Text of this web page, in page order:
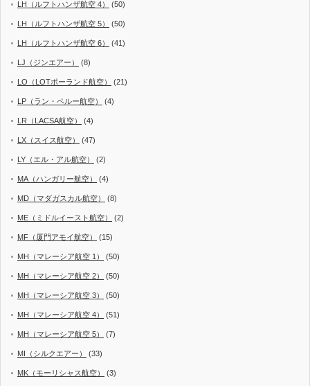
LH（ルフトハンザ航空 4） (50)
LH（ルフトハンザ航空 5） (50)
LH（ルフトハンザ航空 6） (41)
LJ（ジンエアー） (8)
LO（LOTポーランド航空） (21)
LP（ラン・ペルー航空） (4)
LR（LACSA航空） (4)
LX（スイス航空） (47)
LY（エル・アル航空） (2)
MA（ハンガリー航空） (4)
MD（マダガスカル航空） (8)
ME（ミドルイースト航空） (2)
MF（厦門アモイ航空） (15)
MH（マレーシア航空 1） (50)
MH（マレーシア航空 2） (50)
MH（マレーシア航空 3） (50)
MH（マレーシア航空 4） (51)
MH（マレーシア航空 5） (7)
MI（シルクエアー） (33)
MK（モーリシャス航空） (3)